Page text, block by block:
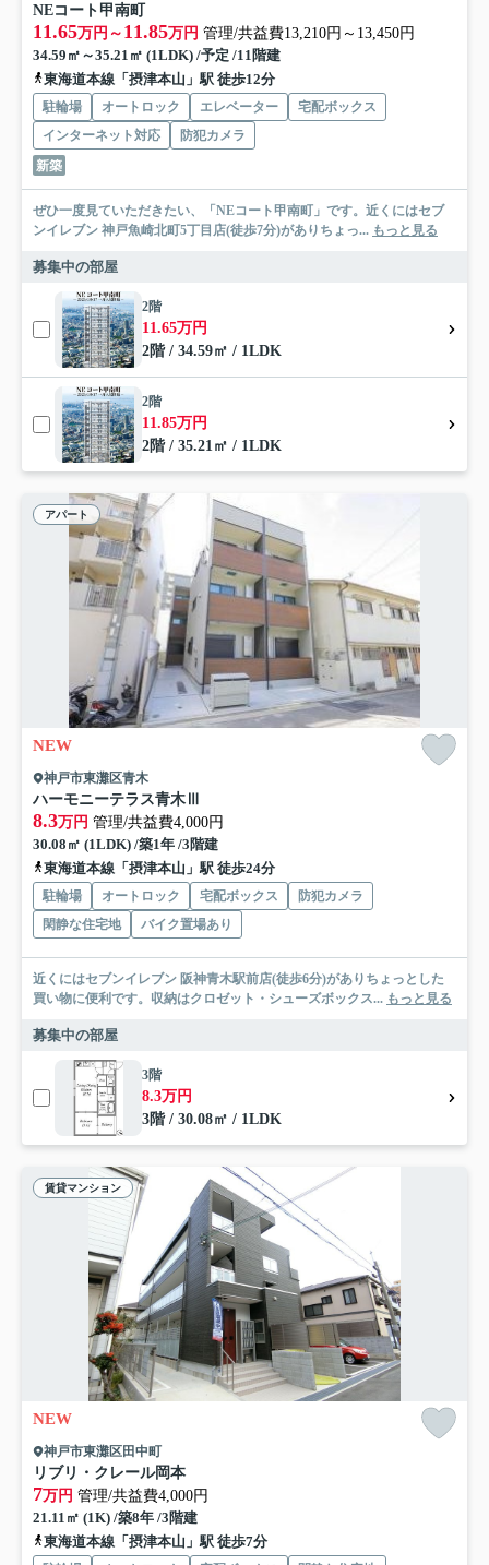
NEコート甲南町
11.65万円～ 11.85万円 管理/共益費13,210円～13,450円
34.59㎡～35.21㎡ (1LDK) /予定 /11階建
東海道本線「摂津本山」駅 徒歩12分
駐輪場 オートロック エレベーター
宅配ボックス
インターネット対応
防犯カメラ
新築
ぜひ一度見ていただきたい、「NEコート甲南町」です。近くにはセブ
ンイレブン 神戸魚崎北町5丁目店(徒歩7分)がありちょっ... もっと見る
募集中の部屋
2階
11.65万円
2階 / 34.59㎡ / 1LDK
2階
11.85万円
2階 / 35.21㎡ / 1LDK
アパート
NEW
神戸市東灘区青木
ハーモニーテラス青木Ⅲ
8.3万円 管理/共益費4,000円
30.08㎡ (1LDK) /築1年 /3階建
東海道本線「摂津本山」駅 徒歩24分
駐輪場 オートロック 宅配ボックス
防犯カメラ
閑静な住宅地
バイク置場あり
近くにはセブンイレブン 阪神青木駅前店(徒歩6分)がありちょっとした
買い物に便利です。収納はクロゼット・シューズボックス... もっと見る
募集中の部屋
3階
8.3万円
3階 / 30.08㎡ / 1LDK
賃貸マンション
NEW
神戸市東灘区田中町
リブリ・クレール岡本
7万円 管理/共益費4,000円
21.11㎡ (1K) /築8年 /3階建
東海道本線「摂津本山」駅 徒歩7分